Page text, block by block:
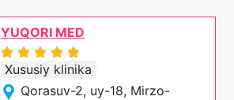
YUQORI MED
Xususiy klinika
Qorasuv-2, uy-18, Mirzo-